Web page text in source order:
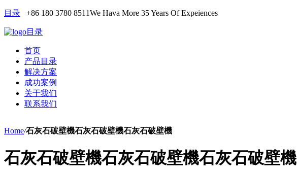
目录 +86 180 3780 8511We Hava More 35 Years Of Expeiences
目录
首页
产品目录
解决方案
成功案例
关于我们
联系我们
Home/石灰石破壁機石灰石破壁機石灰石破壁機
石灰石破壁機石灰石破壁機石灰石破壁機